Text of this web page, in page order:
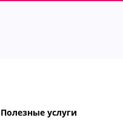
Полезные услуги